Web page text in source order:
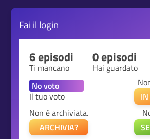
Fai il login
6 episodi
Ti mancano
0 episodi
Hai guardato
Il tuo voto
Non è archiviata.
ARCHIVIA?